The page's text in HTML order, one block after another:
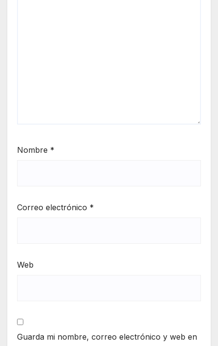
Nombre *
Correo electrónico *
Web
Guarda mi nombre, correo electrónico y web en